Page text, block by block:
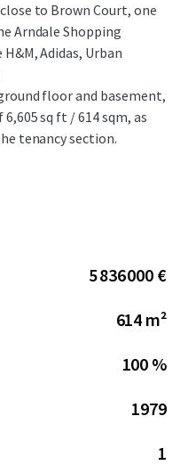
to Brown Court, one
Arndale Shopping
Adidas, Urban
floor and basement,
sq ft / 614 sqm, as
tenancy section.
5 836 000 €
614 m²
100 %
1979
1